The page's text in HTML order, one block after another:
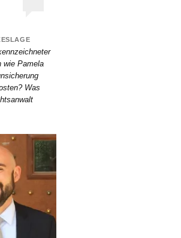
wie Pamela
Was